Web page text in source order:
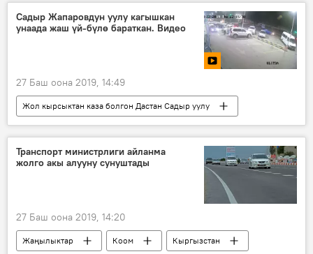
жактоочу
Садыр Жапаровдун уулу кагышкан
унаада жаш үй-бүлө бараткан. Видео
27 Баш оона 2019, 14:49
Жол кырсыктан каза болгон Дастан Садыр уулу
Жаңылыктар
Кыргызстан
Окуялар
Видео
Мультимедиа
Садыр Жапаров
кырсык унаа
Транспорт министрлиги айланма
жолго акы алууну сунуштады
27 Баш оона 2019, 14:20
Жаңылыктар Коом
Кыргызстан